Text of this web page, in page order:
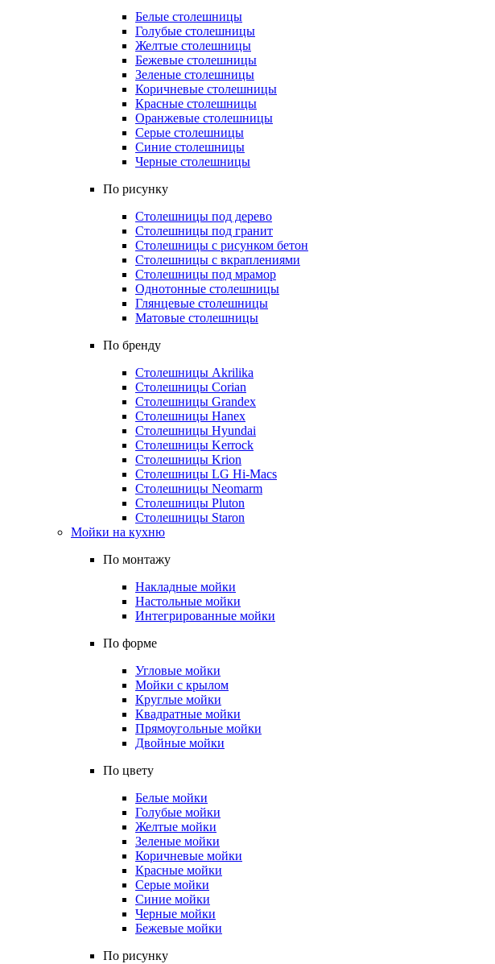
Белые столешницы
Голубые столешницы
Желтые столешницы
Бежевые столешницы
Зеленые столешницы
Коричневые столешницы
Красные столешницы
Оранжевые столешницы
Серые столешницы
Синие столешницы
Черные столешницы
По рисунку
Столешницы под дерево
Столешницы под гранит
Столешницы с рисунком бетон
Столешницы с вкраплениями
Столешницы под мрамор
Однотонные столешницы
Глянцевые столешницы
Матовые столешницы
По бренду
Столешницы Akrilika
Столешницы Corian
Столешницы Grandex
Столешницы Hanex
Столешницы Hyundai
Столешницы Kerrock
Столешницы Krion
Столешницы LG Hi-Macs
Столешницы Neomarm
Столешницы Pluton
Столешницы Staron
Мойки на кухню
По монтажу
Накладные мойки
Настольные мойки
Интегрированные мойки
По форме
Угловые мойки
Мойки с крылом
Круглые мойки
Квадратные мойки
Прямоугольные мойки
Двойные мойки
По цвету
Белые мойки
Голубые мойки
Желтые мойки
Зеленые мойки
Коричневые мойки
Красные мойки
Серые мойки
Синие мойки
Черные мойки
Бежевые мойки
По рисунку